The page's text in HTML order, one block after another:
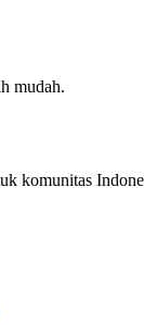
mudah.
komunitas